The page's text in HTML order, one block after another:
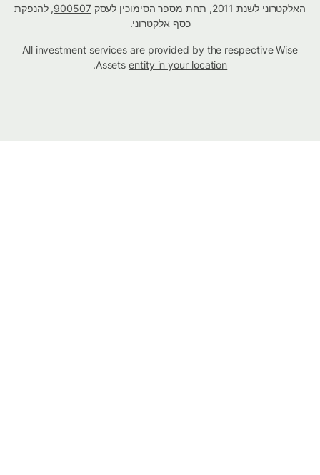
האלקטרוני לשנת 2011, תחת מספר הסימוכין לעסק
900507, להנפקת
כסף אלקטרוני.
All investment services are provided by the respective Wise
Assetsentity in your location
.